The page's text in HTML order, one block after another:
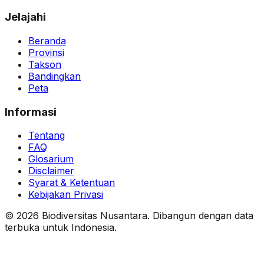
Jelajahi
Beranda
Provinsi
Takson
Bandingkan
Peta
Informasi
Tentang
FAQ
Glosarium
Disclaimer
Syarat & Ketentuan
Kebijakan Privasi
© 2026 Biodiversitas Nusantara. Dibangun dengan data
terbuka untuk Indonesia.